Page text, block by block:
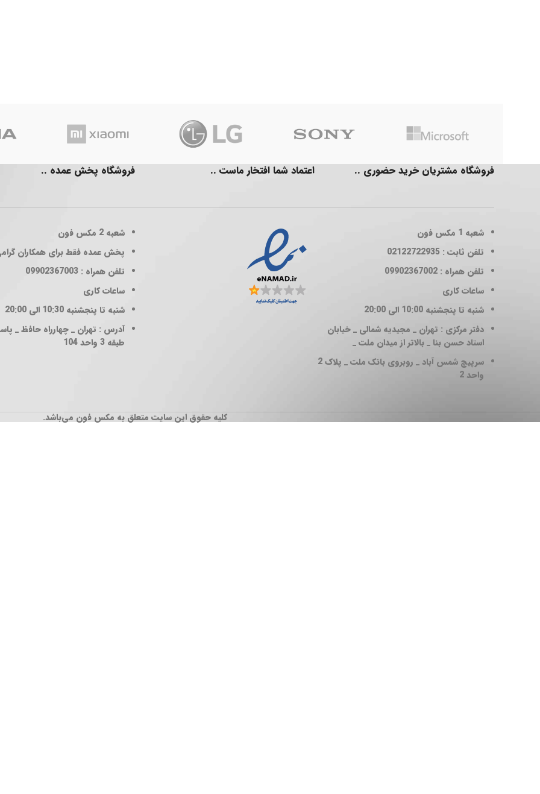
فروشگاه مشتریان خرید حضوری ..
شعبه 1
مکس فون
تلفن ثابت : 02122722935
تلفن همراه : 09902367002
ساعات کاری
شنبه تا پنجشنبه 10:00 الی 20:00
دفتر مرکزی : تهران _ مجیدیه شمالی _ خیابان
استاد حسن بنا _ بالاتر از میدان ملت _
سرپیچ شمس آباد _ روبروی بانک ملت _ پلاک 2
واحد 2
اعتماد شما افتخار ماست .. فروشگاه پخش عمده ..
شعبه 2
مکس فون
پخش عمده فقط برای همکاران
تلفن همراه : 09902367003
ساعات کاری
شنبه تا پنجشنبه 10:30 الی 20:00
آدرس : تهران _ چهارراه حافظ _
طبقه 3 واحد 104
کلیه حقوق این سایت متعلق به مکس فون می‌باشد.